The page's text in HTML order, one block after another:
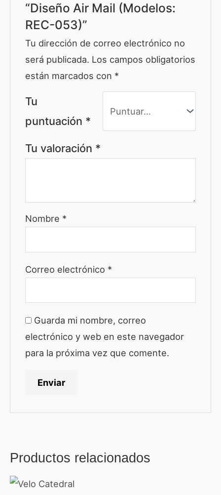
“Diseño Air Mail (Modelos:
REC-053)”
Tu dirección de correo electrónico no
será publicada. Los campos obligatorios
están marcados con *
Tu
puntuación *
Tu valoración *
Nombre *
Correo electrónico *
Guarda mi nombre, correo
electrónico y web en este navegador
para la próxima vez que comente.
Productos relacionados